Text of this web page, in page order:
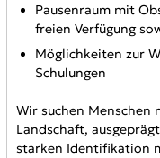
Pausenraum mit
freien Verfügung
Möglichkeiten zur
Schulungen
Wir suchen Menschen
Landschaft,
starken Identifikation